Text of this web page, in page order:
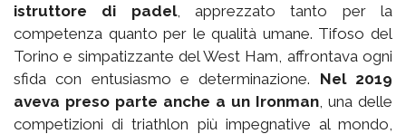
istruttore di padel, apprezzato tanto per la
competenza quanto per le qualità umane. Tifoso del
Torino e simpatizzante del West Ham, affrontava ogni
sfida con entusiasmo e determinazione. Nel 2019
aveva preso parte anche a un Ironman , una delle
competizioni di triathlon più impegnative al mondo,